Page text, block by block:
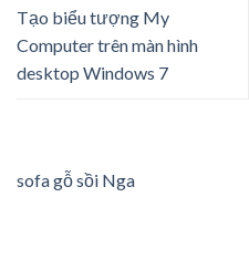
Tạo biểu tượng My
Computer trên màn hình
desktop Windows 7
sofa gỗ sồi Nga